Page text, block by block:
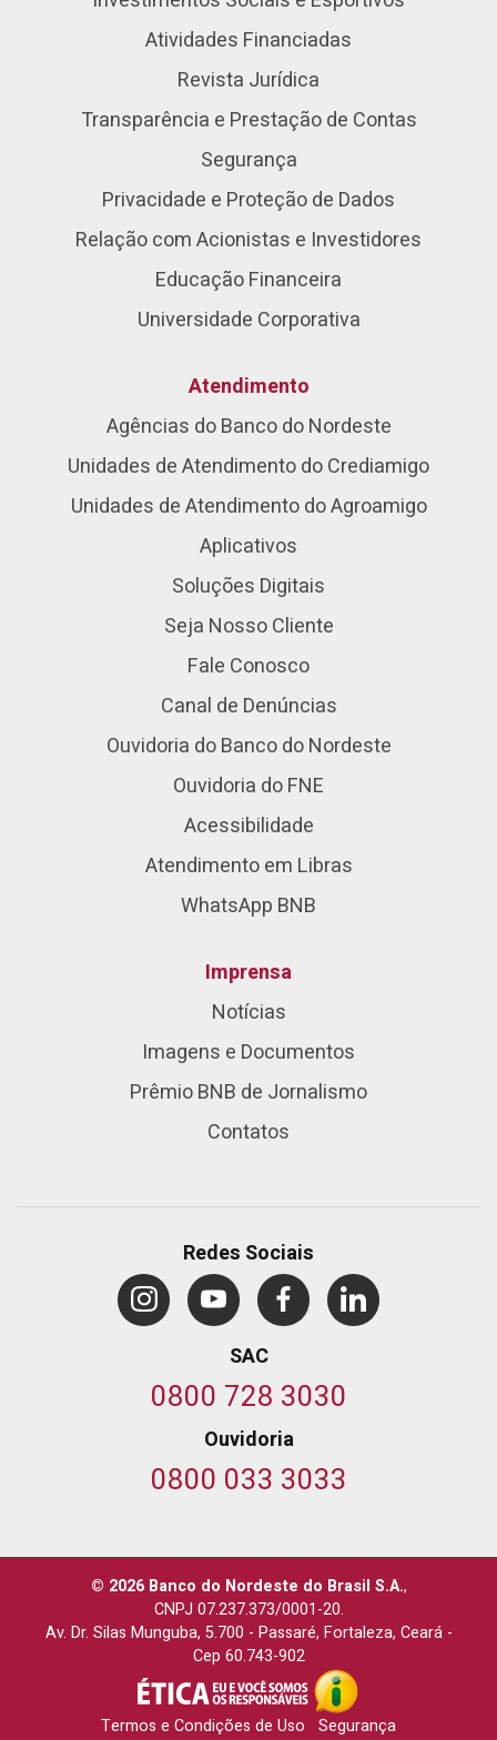
Atividades Financiadas
Revista Jurídica
Transparência e Prestação de Contas
Segurança
Privacidade e Proteção de Dados
Relação com Acionistas e Investidores
Educação Financeira
Universidade Corporativa
Atendimento
Agências do Banco do Nordeste
Unidades de Atendimento do Crediamigo
Unidades de Atendimento do Agroamigo
Aplicativos
Soluções Digitais
Seja Nosso Cliente
Fale Conosco
Canal de Denúncias
Ouvidoria do Banco do Nordeste
Ouvidoria do FNE
Acessibilidade
Atendimento em Libras
WhatsApp BNB
Imprensa
Notícias
Imagens e Documentos
Prêmio BNB de Jornalismo
Contatos
Redes Sociais
SAC
0800 728 3030
Ouvidoria
0800 033 3033
© 2026 Banco do Nordeste do Brasil S.A.,
CNPJ 07.237.373/0001-20.
Av. Dr. Silas Munguba, 5.700 - Passaré, Fortaleza, Ceará-
Cep 60.743-902
Termos e Condições de Uso
Segurança